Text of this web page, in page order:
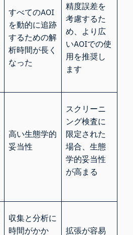
すべてのAOI
を動的に追跡
するための解
析時間が長く
なった
精度誤差を
考慮するた
め、より広
いAOIでの使
用を推奨し
ます
高い生態学的
妥当性
スクリーニ
ング検査に
限定された
場合、生態
学的妥当性
が高まる
収集と分析に
時間がかか
拡張が容易